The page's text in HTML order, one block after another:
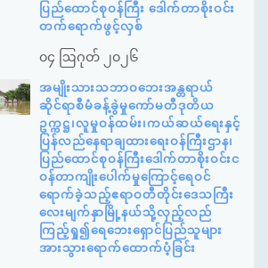
ပြည်ထောင်စုဝန်ကြီး ဒေါက်တာစိုးဝင်း
တက်ရောက်ဖွင့်လှစ်
၀၄ ဩဂုတ် ၂၀၂၆
အမျိုးသားသဘာဝဘေးအန္တရာယ်
ဆိုင်ရာစီမံခန့်ခွဲမှုကော်မတီဒုတိယ
ဥက္ကဋ္ဌ၊လူမှုဝန်ထမ်း၊ကယ်ဆယ်ရေးနှင့်
ပြန်လည်နေရာချထားရေးဝန်ကြီးဌာန၊
ပြည်ထောင်စုဝန်ကြီးဒေါက်တာစိုးဝင်းင
ဝန်တာကျိုးပေါက်မှုကြောင့်ရေဝင်
ရောက်ခဲ့သည့်ဧရာဝတီတိုင်းဒေသကြီး
လေးမျက်နှာမြို့နယ်သို့လှည့်လည်
ကြည့်ရှု၍ရေဘေးရှောင်ပြည်သူများ
အားသွားရောက်ထောက်ပံ့ခြင်း